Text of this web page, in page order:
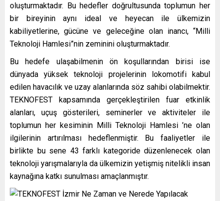
oluşturmaktadır. Bu hedefler doğrultusunda toplumun her
bir bireyinin aynı ideal ve heyecan ile ülkemizin
kabiliyetlerine, gücüne ve geleceğine olan inancı, “Milli
Teknoloji Hamlesi”nin zeminini oluşturmaktadır.
Bu hedefe ulaşabilmenin ön koşullarından birisi ise
dünyada yüksek teknoloji projelerinin lokomotifi kabul
edilen havacılık ve uzay alanlarında söz sahibi olabilmektir.
TEKNOFEST kapsamında gerçekleştirilen fuar etkinlik
alanları, uçuş gösterileri, seminerler ve aktiviteler ile
toplumun her kesiminin Milli Teknoloji Hamlesi ’ne olan
ilgilerinin artırılması hedeflenmiştir. Bu faaliyetler ile
birlikte bu sene 43 farklı kategoride düzenlenecek olan
teknoloji yarışmalarıyla da ülkemizin yetişmiş nitelikli insan
kaynağına katkı sunulması amaçlanmıştır.